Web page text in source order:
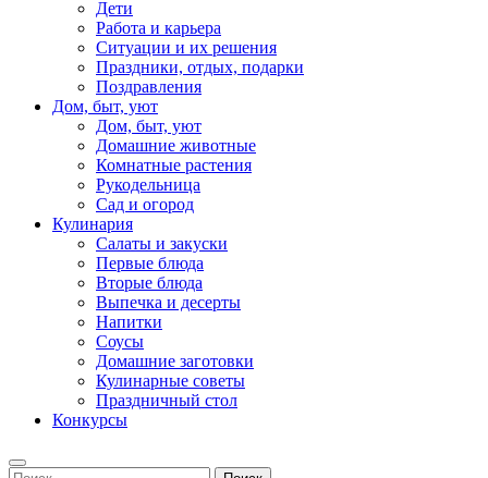
Дети
Работа и карьера
Ситуации и их решения
Праздники, отдых, подарки
Поздравления
Дом, быт, уют
Дом, быт, уют
Домашние животные
Комнатные растения
Рукодельница
Сад и огород
Кулинария
Салаты и закуски
Первые блюда
Вторые блюда
Выпечка и десерты
Напитки
Соусы
Домашние заготовки
Кулинарные советы
Праздничный стол
Конкурсы